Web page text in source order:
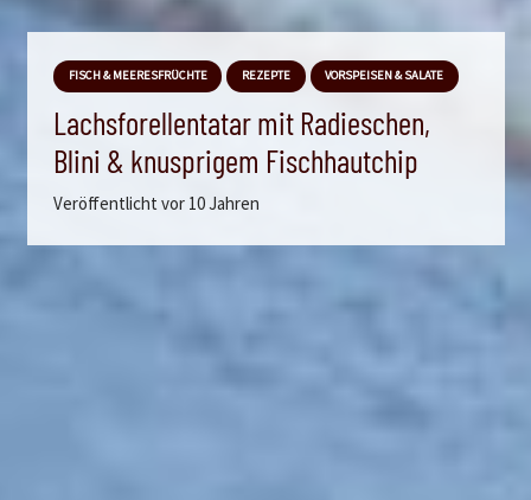
FISCH & MEERESFRÜCHTE REZEPTE VORSPEISEN & SALATE
Lachsforellentatar mit Radieschen,
Blini & knusprigem Fischhautchip
Veröffentlicht vor 10 Jahren